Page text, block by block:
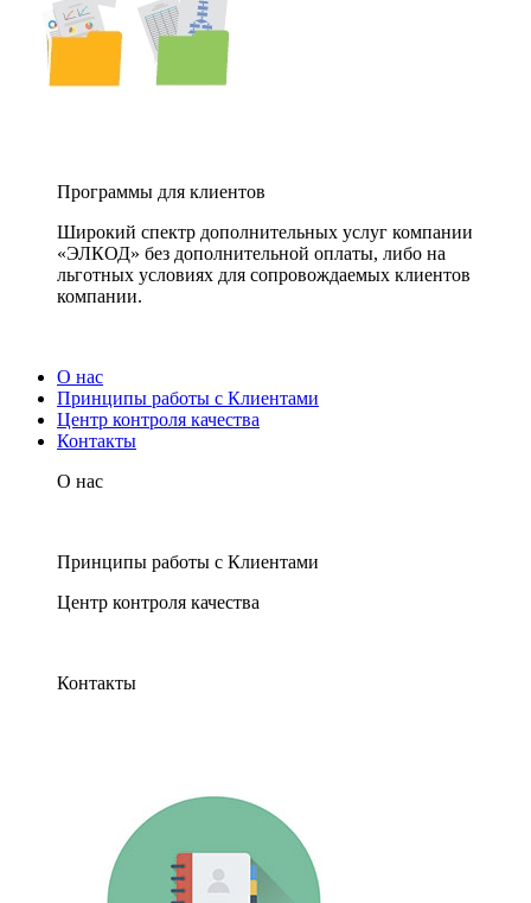
Программы для клиентов
Широкий спектр дополнительных услуг компании
«ЭЛКОД» без дополнительной оплаты, либо на
льготных условиях для сопровождаемых клиентов
компании.
О нас
Принципы работы с Клиентами
Центр контроля качества
Контакты
О нас
Принципы работы с Клиентами
Центр контроля качества
Контакты